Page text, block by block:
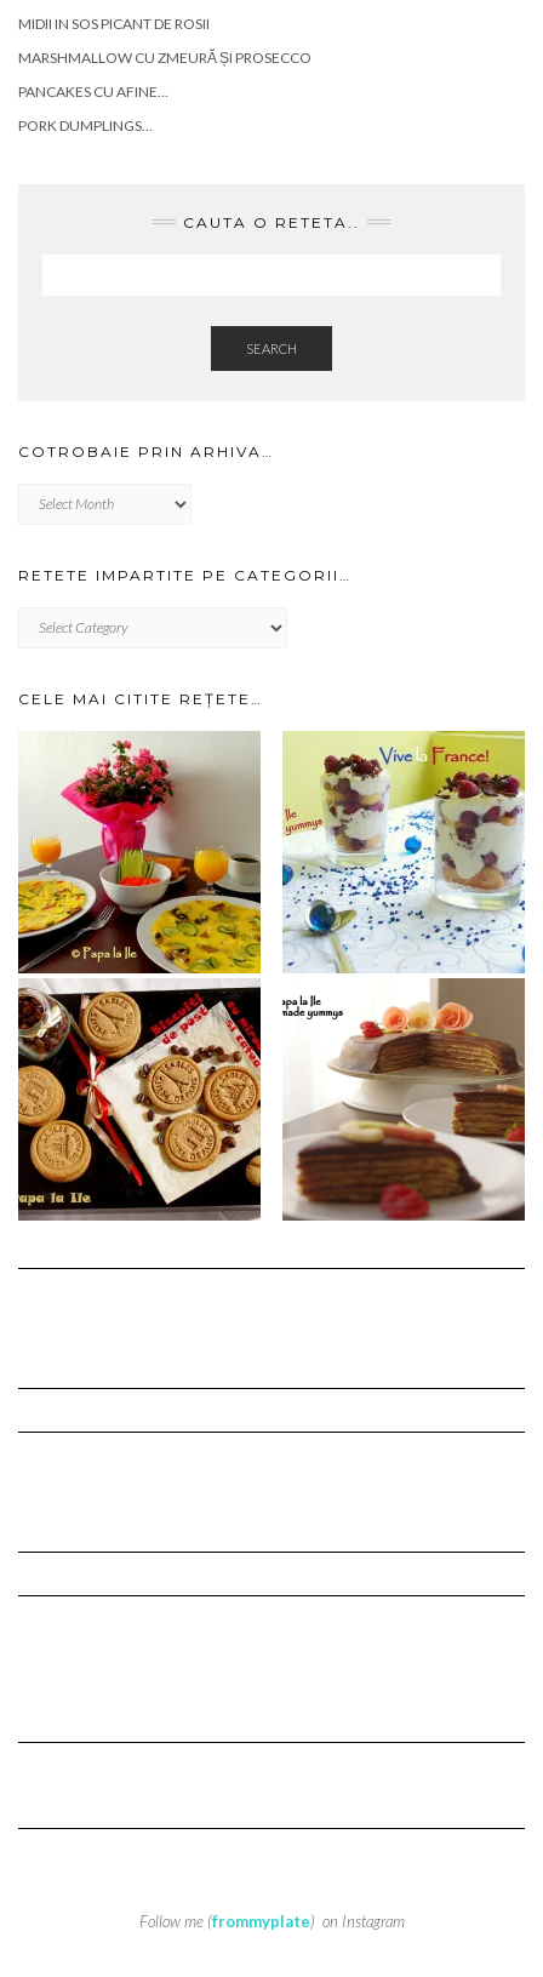
MIDII IN SOS PICANT DE ROSII
MARSHMALLOW CU ZMEURĂ ȘI PROSECCO
PANCAKES CU AFINE…
PORK DUMPLINGS…
CAUTA O RETETA..
SEARCH
COTROBAIE PRIN ARHIVA…
prin
RETETE IMPARTITE PE CATEGORII…
IMPARTITE
CELE MAI CITITE REȚETE…
Follow me (frommyplate) on Instagram